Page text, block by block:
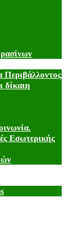
δίκαιη
Εσωτερικής